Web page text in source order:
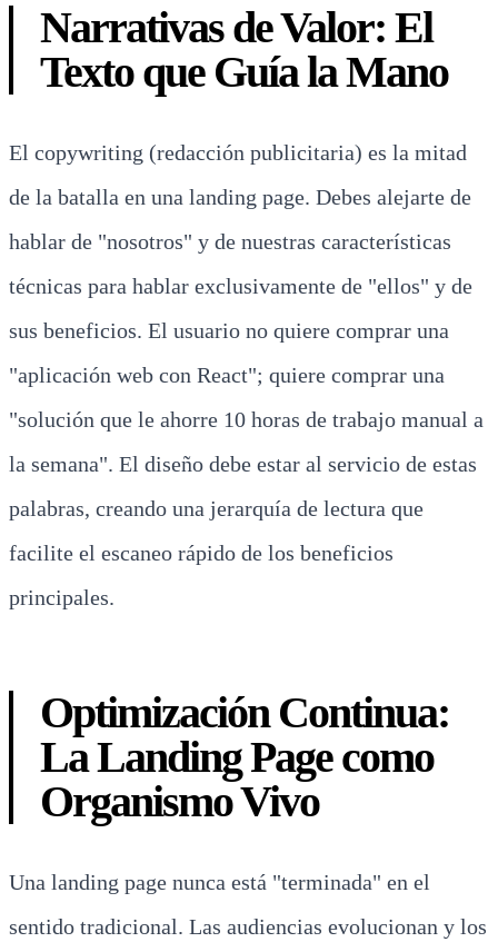
Narrativas de Valor: El
Texto que Guía la Mano
El copywriting (redacción publicitaria) es la mitad
de la batalla en una landing page. Debes alejarte de
hablar de "nosotros" y de nuestras características
técnicas para hablar exclusivamente de "ellos" y de
sus beneficios. El usuario no quiere comprar una
"aplicación web con React"; quiere comprar una
"solución que le ahorre 10 horas de trabajo manual a
la semana". El diseño debe estar al servicio de estas
palabras, creando una jerarquía de lectura que
facilite el escaneo rápido de los beneficios
principales.
Optimización Continua:
La Landing Page como
Organismo Vivo
Una landing page nunca está "terminada" en el
sentido tradicional. Las audiencias evolucionan y los